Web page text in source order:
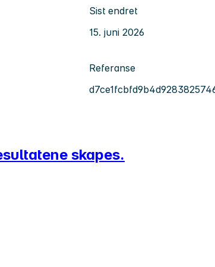
Sist endret
15. juni 2026
Referanse
skapes.